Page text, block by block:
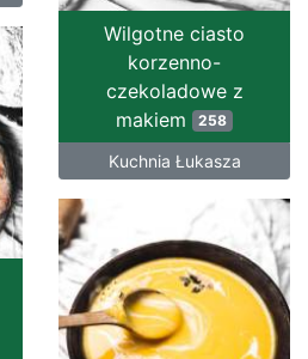
Wilgotne ciasto
korzenno-
czekoladowe z
makiem 258
Kuchnia Łukasza